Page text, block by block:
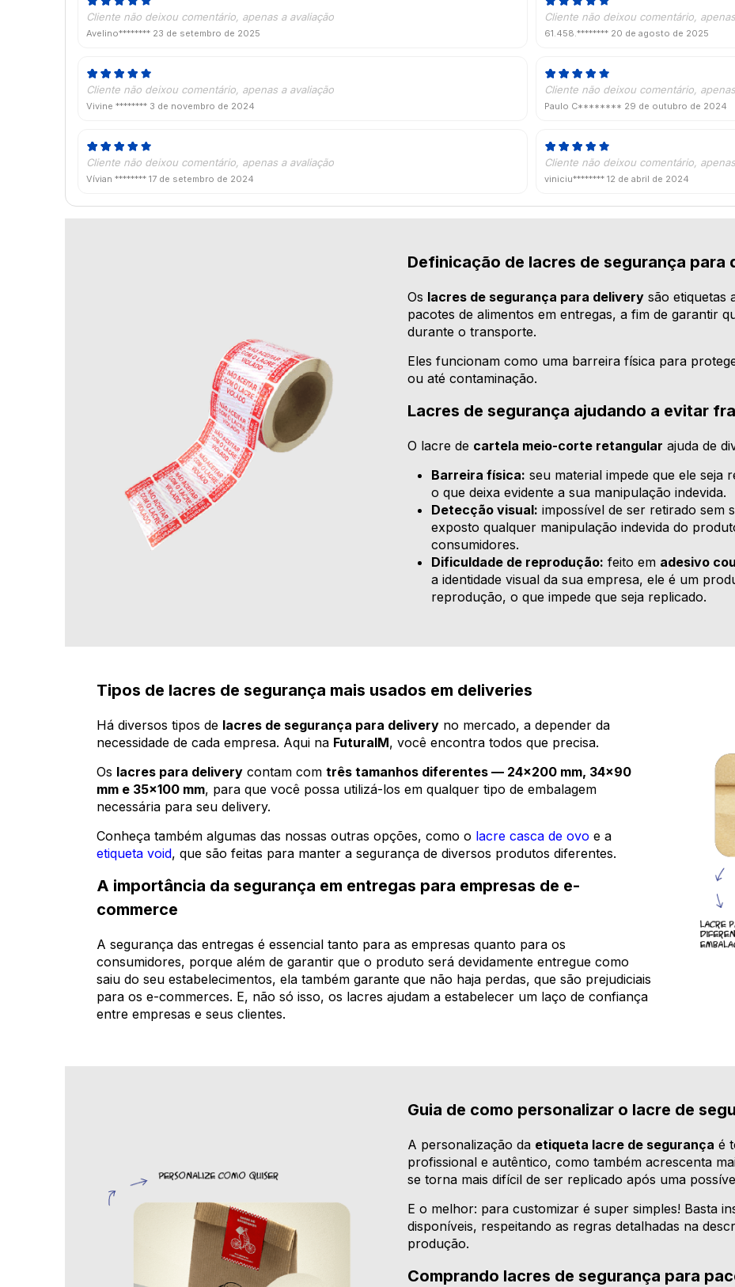
Cliente não deixou comentário, apenas a avaliação
Avelino******** 23 de setembro de 2025
Cliente não deixou comentário,
61.458.******** 20 de agosto de 2025
Cliente não deixou comentário, apenas a avaliação
Vivine ******** 3 de novembro de 2024
Cliente não deixou comentário,
Paulo C******** 29 de outubro de 2024
Cliente não deixou comentário, apenas a avaliação
Vívian ******** 17 de setembro de 2024
Cliente não deixou comentário,
viniciu******** 12 de abril de 2024
Definicação de lacres de segurança para
Os lacres de segurança para delivery são etiquetas
pacotes de alimentos em entregas, a fim de garantir
durante o transporte.
Eles funcionam como uma barreira física para
ou até contaminação.
Lacres de segurança ajudando a evitar
O lacre de cartela meio-corte retangular ajuda de
Barreira física: seu material impede que ele seja
o que deixa evidente a sua manipulação indevida.
Detecção visual: impossível de ser retirado sem
exposto qualquer manipulação indevida do
consumidores.
Dificuldade de reprodução: feito em adesivo
a identidade visual da sua empresa, ele é um
reprodução, o que impede que seja replicado.
Tipos de lacres de segurança mais usados em deliveries
Há diversos tipos de lacres de segurança para delivery no mercado, a depender da
necessidade de cada empresa. Aqui na FuturaIM, você encontra todos que precisa.
Os lacres para delivery contam com três tamanhos diferentes — 24x200 mm, 34x90
mm e 35x100 mm, para que você possa utilizá-los em qualquer tipo de embalagem
necessária para seu delivery.
Conheça também algumas das nossas outras opções, como o lacre casca de ovo e a
etiqueta void, que são feitas para manter a segurança de diversos produtos diferentes.
A importância da segurança em entregas para empresas de e-
commerce
A segurança das entregas é essencial tanto para as empresas quanto para os
consumidores, porque além de garantir que o produto será devidamente entregue como
saiu do seu estabelecimentos, ela também garante que não haja perdas, que são prejudiciais
para os e-commerces. E, não só isso, os lacres ajudam a estabelecer um laço de confiança
entre empresas e seus clientes.
Guia de como personalizar o lacre de
A personalização da etiqueta lacre de segurança é
profissional e autêntico, como também acrescenta
se torna mais difícil de ser replicado após uma
E o melhor: para customizar é super simples! Basta
disponíveis, respeitando as regras detalhadas na
produção.
Comprando lacres de segurança para